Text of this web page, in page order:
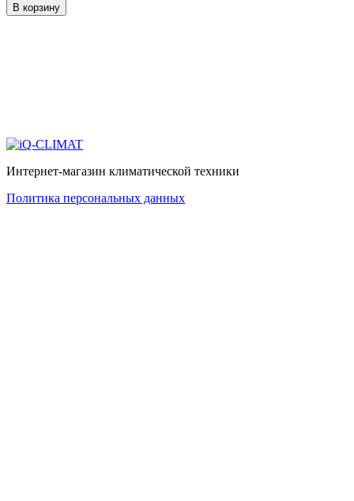
В корзину
Интернет-магазин климатической техники
Политика персональных данных